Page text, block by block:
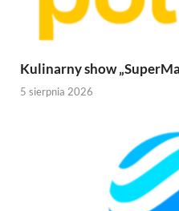
Kulinarny show
5 sierpnia 2026